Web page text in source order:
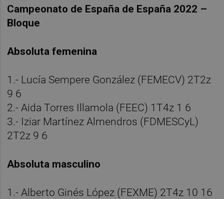
Campeonato de España de España 2022 –
Bloque
Absoluta femenina
1.- Lucía Sempere González (FEMECV) 2T2z
9 6
2.- Aida Torres Illamola (FEEC) 1T4z 1 6
3.- Iziar Martínez Almendros (FDMESCyL)
2T2z 9 6
Absoluta masculino
1.- Alberto Ginés López (FEXME) 2T4z 10 16